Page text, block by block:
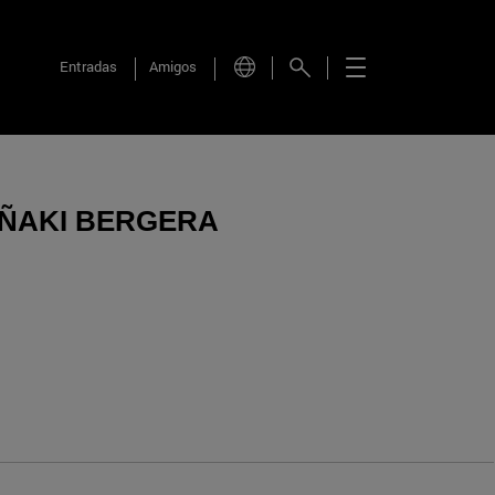
Entradas Amigos
BERGERA